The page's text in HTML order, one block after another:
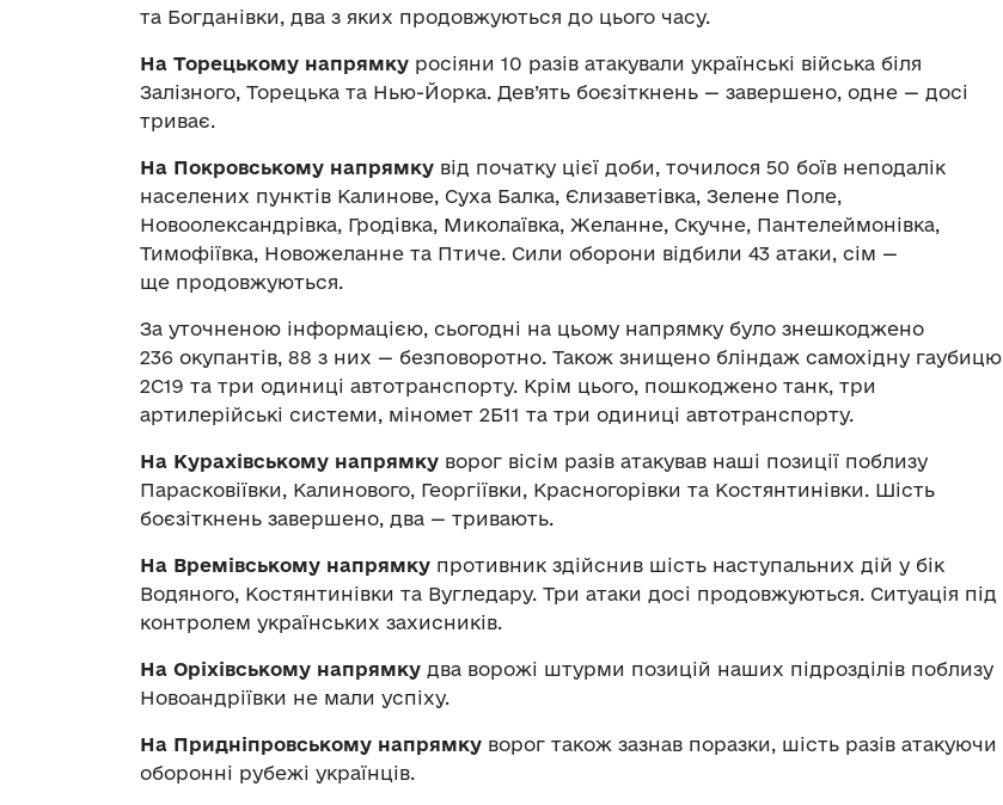
та Богданівки, два з яких продовжуються до цього часу.
На Торецькому напрямку росіяни 10 разів атакували українські війська біля
Залізного, Торецька та Нью-Йорка. Дев’ять боєзіткнень — завершено, одне — досі
триває.
На Покровському напрямку від початку цієї доби, точилося 50 боїв неподалік
населених пунктів Калинове, Суха Балка, Єлизаветівка, Зелене Поле,
Новоолександрівка, Гродівка, Миколаївка, Желанне, Скучне, Пантелеймонівка,
Тимофіївка, Новожеланне та Птиче. Сили оборони відбили 43 атаки, сім —
ще продовжуються.
За уточненою інформацією, сьогодні на цьому напрямку було знешкоджено
236 окупантів, 88 з них — безповоротно. Також знищено бліндаж самохідну гаубицю
2С19 та три одиниці автотранспорту. Крім цього, пошкоджено танк, три
артилерійські системи, міномет 2Б11 та три одиниці автотранспорту.
На Курахівському напрямку ворог вісім разів атакував наші позиції поблизу
Парасковіївки, Калинового, Георгіївки, Красногорівки та Костянтинівки. Шість
боєзіткнень завершено, два — тривають.
На Времівському напрямку противник здійснив шість наступальних дій у бік
Водяного, Костянтинівки та Вугледару. Три атаки досі продовжуються. Ситуація під
контролем українських захисників.
На Оріхівському напрямку два ворожі штурми позицій наших підрозділів поблизу
Новоандріївки не мали успіху.
На Придніпровському напрямку ворог також зазнав поразки, шість разів атакуючи
оборонні рубежі українців.